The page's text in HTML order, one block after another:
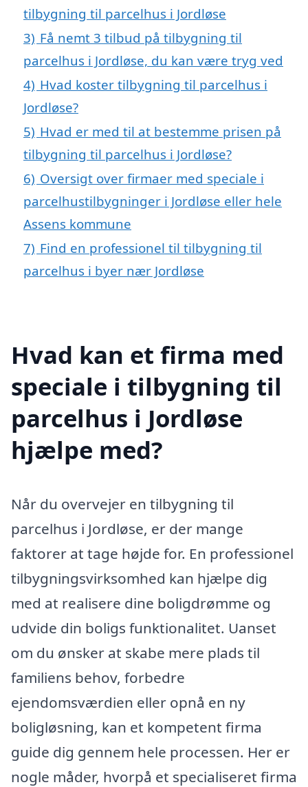
tilbygning til parcelhus i Jordløse
3) Få nemt 3 tilbud på tilbygning til
parcelhus i Jordløse, du kan være tryg ved
4) Hvad koster tilbygning til parcelhus i
Jordløse?
5) Hvad er med til at bestemme prisen på
tilbygning til parcelhus i Jordløse?
6) Oversigt over firmaer med speciale i
parcelhustilbygninger i Jordløse eller hele
Assens kommune
7) Find en professionel til tilbygning til
parcelhus i byer nær Jordløse
Hvad kan et firma med
speciale i tilbygning til
parcelhus i Jordløse
hjælpe med?
Når du overvejer en tilbygning til
parcelhus i Jordløse, er der mange
faktorer at tage højde for. En professionel
tilbygningsvirksomhed kan hjælpe dig
med at realisere dine boligdrømme og
udvide din boligs funktionalitet. Uanset
om du ønsker at skabe mere plads til
familiens behov, forbedre
ejendomsværdien eller opnå en ny
boligløsning, kan et kompetent firma
guide dig gennem hele processen. Her er
nogle måder, hvorpå et specialiseret firma